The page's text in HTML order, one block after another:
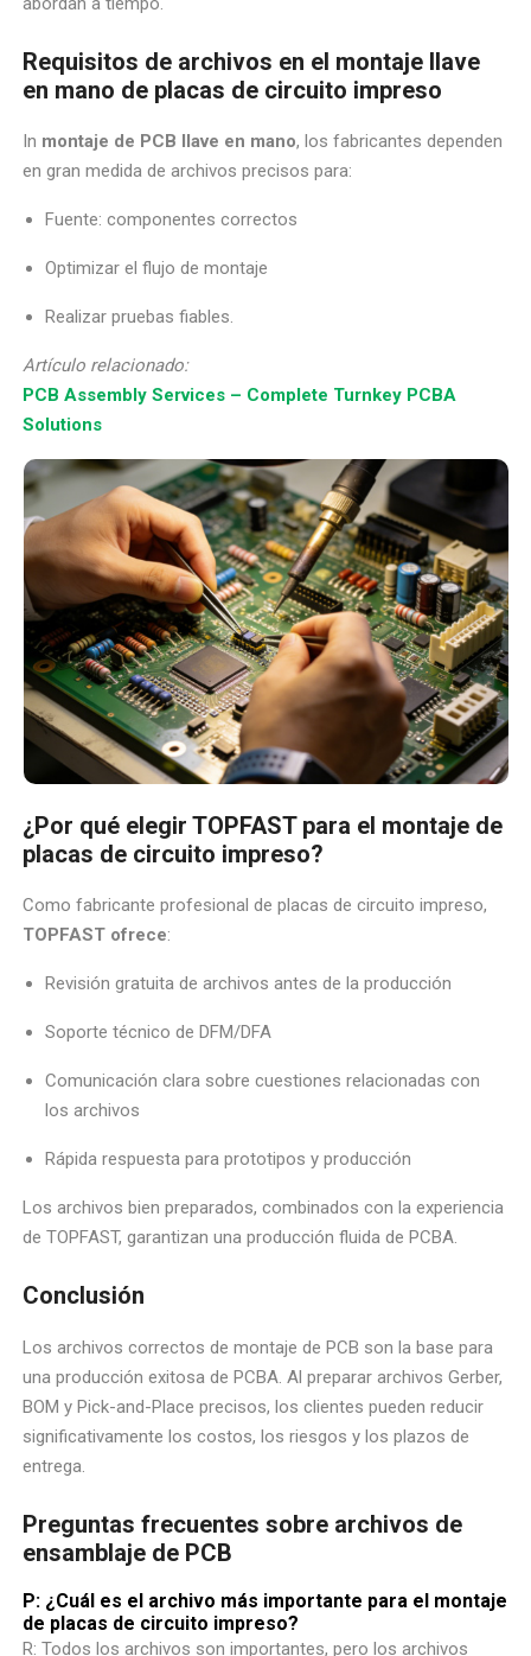
Requisitos de archivos en el montaje llave
en mano de placas de circuito impreso
In montaje de PCB llave en mano, los fabricantes dependen
en gran medida de archivos precisos para:
Fuente: componentes correctos
Optimizar el flujo de montaje
Realizar pruebas fiables.
Artículo relacionado:
PCB Assembly Services – Complete Turnkey PCBA
Solutions
¿Por qué elegir TOPFAST para el montaje de
placas de circuito impreso?
Como fabricante profesional de placas de circuito impreso,
TOPFAST ofrece:
Revisión gratuita de archivos antes de la producción
Soporte técnico de DFM/DFA
Comunicación clara sobre cuestiones relacionadas con
los archivos
Rápida respuesta para prototipos y producción
Los archivos bien preparados, combinados con la experiencia
de TOPFAST, garantizan una producción fluida de PCBA.
Conclusión
Los archivos correctos de montaje de PCB son la base para
una producción exitosa de PCBA. Al preparar archivos Gerber,
BOM y Pick-and-Place precisos, los clientes pueden reducir
significativamente los costos, los riesgos y los plazos de
entrega.
Preguntas frecuentes sobre archivos de
ensamblaje de PCB
P: ¿Cuál es el archivo más importante para el montaje
de placas de circuito impreso?
R: Todos los archivos son importantes, pero los archivos